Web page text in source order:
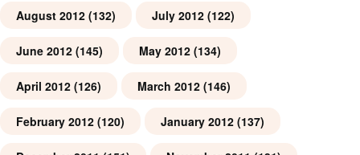
August 2012 (132) July 2012 (122)
June 2012 (145) May 2012 (134)
April 2012 (126) March 2012 (146)
February 2012 (120) January 2012 (137)